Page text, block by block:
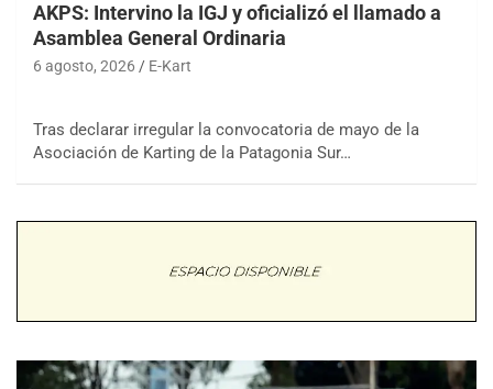
AKPS: Intervino la IGJ y oficializó el llamado a
Asamblea General Ordinaria
6 agosto, 2026 E-Kart
Tras declarar irregular la convocatoria de mayo de la
Asociación de Karting de la Patagonia Sur…